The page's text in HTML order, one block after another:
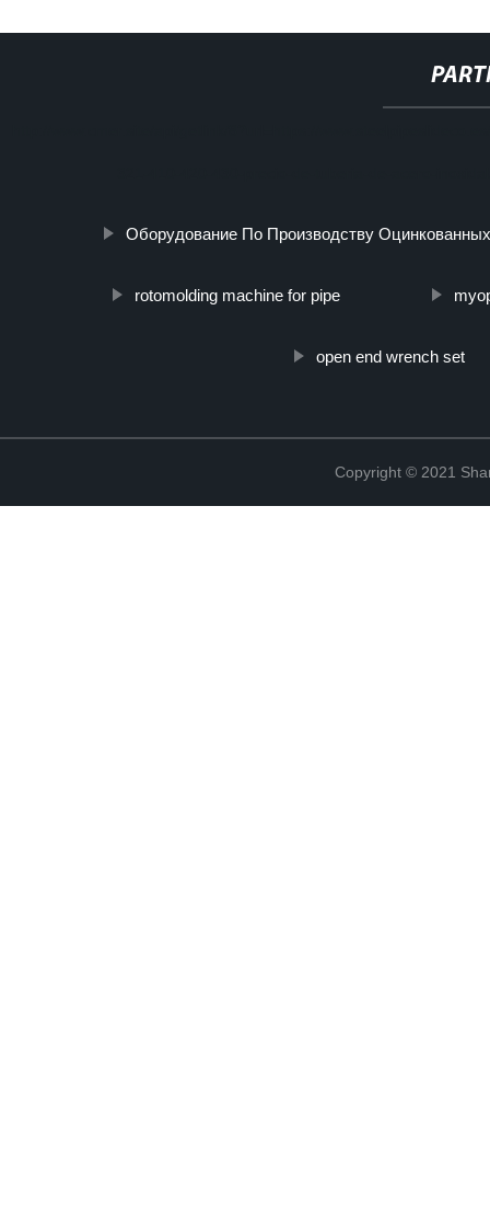
Оборудование По Производству
rotomolding machine for pipe
open end wrench set
Copyright © 2021